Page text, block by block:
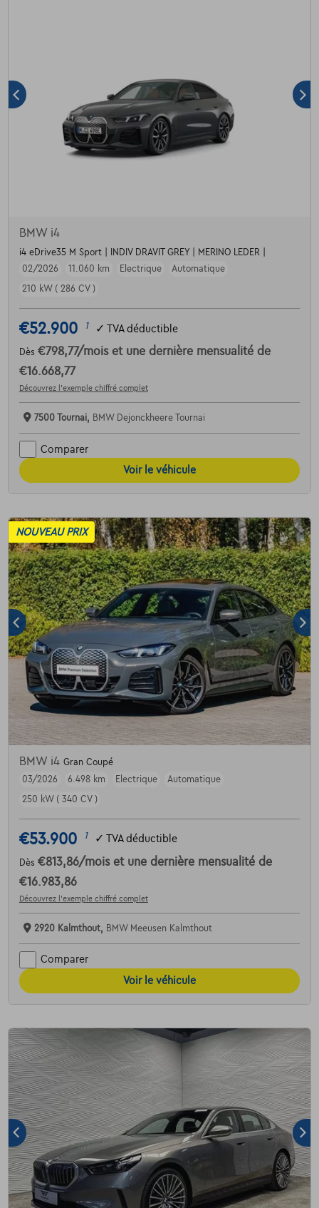
BMW i4
i4 eDrive35 M Sport | INDIV DRAVIT GREY | MERINO LEDER |
02/2026
11.060 km Electrique
Automatique
210 kW ( 286 CV )
€52.900 1 ✓ TVA déductible
Dès €798,77/mois et une dernière mensualité de
€16.668,77
Découvrez l’exemple chiffré complet
7500 Tournai, BMW Dejonckheere Tournai
Comparer
Voir le véhicule
NOUVEAU PRIX
BMW i4 Gran Coupé
03/2026
6.498 km Electrique
Automatique
250 kW ( 340 CV )
€53.900 1 ✓ TVA déductible
Dès €813,86/mois et une dernière mensualité de
€16.983,86
Découvrez l’exemple chiffré complet
2920 Kalmthout, BMW Meeusen Kalmthout
Comparer
Voir le véhicule